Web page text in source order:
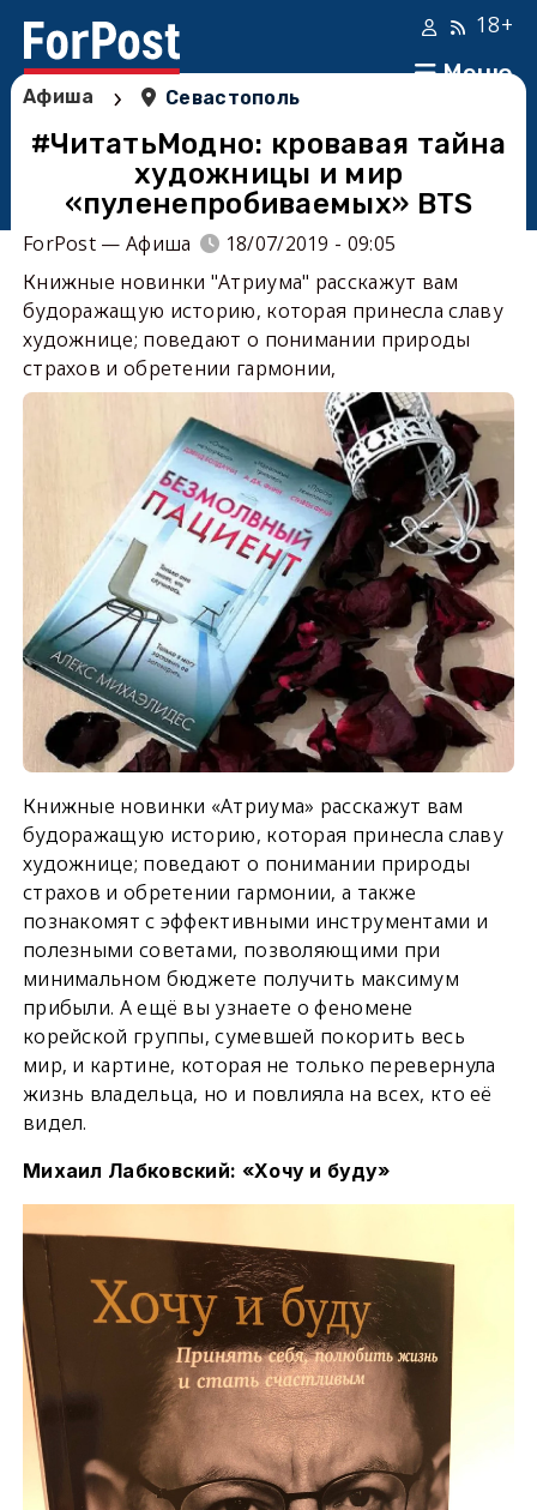
Меню
18+
Афиша › Севастополь
#ЧитатьМодно: кровавая тайна
художницы и мир
«пуленепробиваемых» BTS
ForPost — Афиша
18/07/2019 - 09:05
Книжные новинки "Атриума" расскажут вам
будоражащую историю, которая принесла славу
художнице; поведают о понимании природы
страхов и обретении гармонии,
Книжные новинки «Атриума» расскажут вам
будоражащую историю, которая принесла славу
художнице; поведают о понимании природы
страхов и обретении гармонии, а также
познакомят с эффективными инструментами и
полезными советами, позволяющими при
минимальном бюджете получить максимум
прибыли. А ещё вы узнаете о феномене
корейской группы, сумевшей покорить весь
мир, и картине, которая не только перевернула
жизнь владельца, но и повлияла на всех, кто её
видел.
Михаил Лабковский: «Хочу и буду»